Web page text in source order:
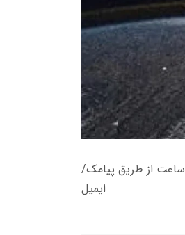
زمان تحویل کتاب های 600 هزار تومانی دانلود فوری از حساب کاربری می باشد، و زمان تحویل لینک دانلود کتاب های 500 هزار تومانی حداکثر 12 ساعت از طریق پیامک/
ایمیل